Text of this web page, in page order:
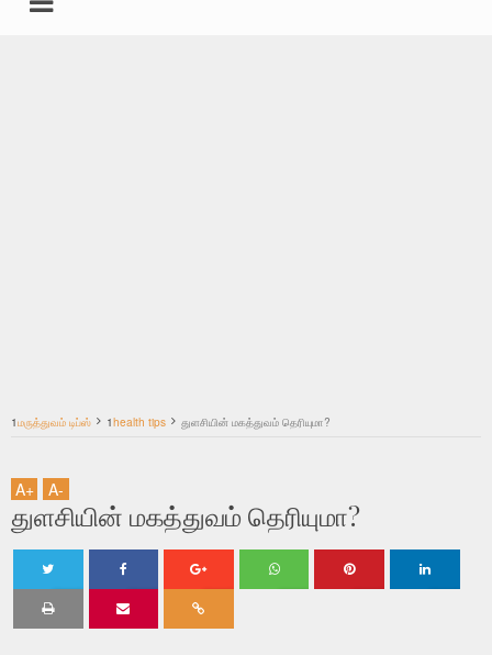
1மருத்துவம் டிப்ஸ் 1health tips துளசியின் மகத்துவம் தெரியுமா?
A+ A-
துளசியின் மகத்துவம் தெரியுமா?
Shar Shar
மற்றவை